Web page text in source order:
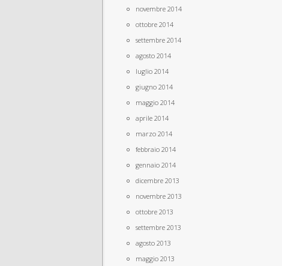
novembre 2014
ottobre 2014
settembre 2014
agosto 2014
luglio 2014
giugno 2014
maggio 2014
aprile 2014
marzo 2014
febbraio 2014
gennaio 2014
dicembre 2013
novembre 2013
ottobre 2013
settembre 2013
agosto 2013
maggio 2013